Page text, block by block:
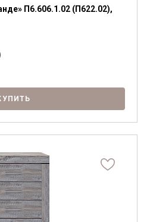
П6.606.1.02 (П622.02),